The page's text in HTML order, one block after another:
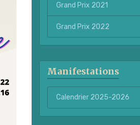
Grand Prix 2021
Grand Prix 2022
Manifestations
Calendrier 2025-2026